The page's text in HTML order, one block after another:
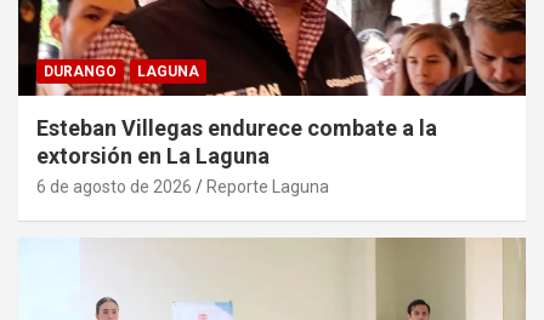
DURANGO LAGUNA
Esteban Villegas endurece combate a la
extorsión en La Laguna
6 de agosto de 2026 Reporte Laguna